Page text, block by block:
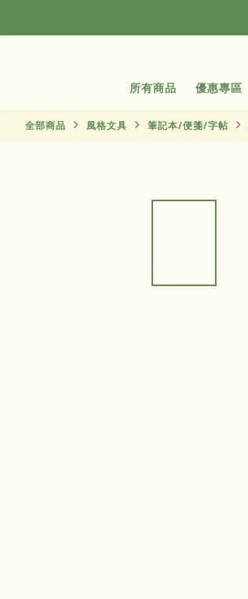
所有商品 優惠專區
全部商品 風格文具 筆記本/便箋/字帖